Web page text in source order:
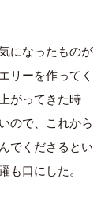
になったものが
リーを作ってく
がってきた時
ので、これから
でくださるとい
も口にした。